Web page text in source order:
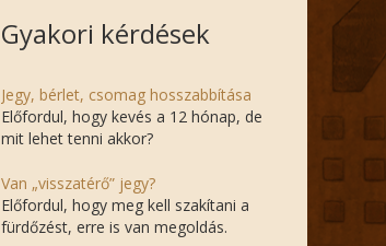
Gyakori kérdések
Jegy, bérlet, csomag hosszabbítása
Előfordul, hogy kevés a 12 hónap, de
mit lehet tenni akkor?
Van „visszatérő” jegy?
Előfordul, hogy meg kell szakítani a
fürdőzést, erre is van megoldás.